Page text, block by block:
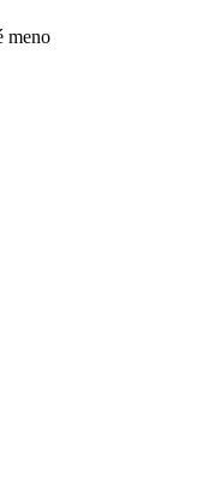
meno